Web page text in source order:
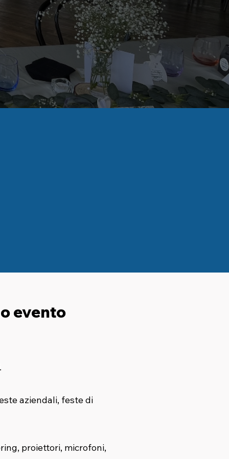
evento
aziendali, feste di
proiettori, microfoni,